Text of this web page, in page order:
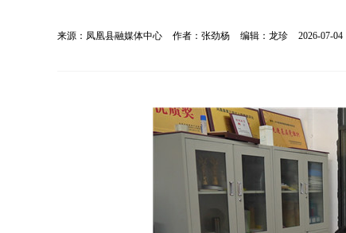
来源：凤凰县融媒体中心 作者：张劲杨 编辑：龙珍 2026-07-04